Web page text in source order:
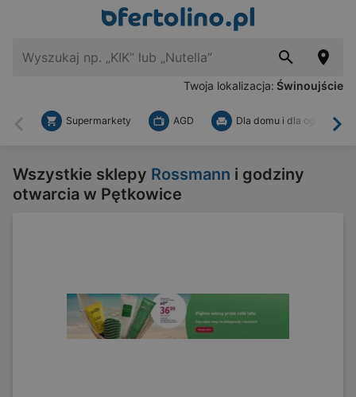
Twoja lokalizacja: Świnoujście
Wstecz
Supermarkety AGD Dla domu i dla ogrodu
Wszystkie sklepy Rossmann i godziny
otwarcia w Pętkowice